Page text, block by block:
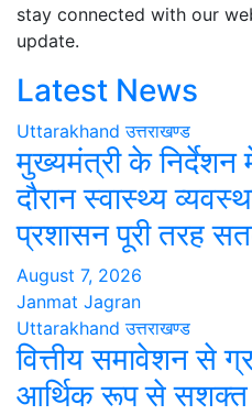
stay connected with our
update.
Latest News
Uttarakhand उत्तराखण्ड
मुख्यमंत्री के निर्देशन
दौरान स्वास्थ्य
प्रशासन पूरी तरह
August 7, 2026
Janmat Jagran
Uttarakhand उत्तराखण्ड
वित्तीय समावेशन से
आर्थिक रूप से सशक्त